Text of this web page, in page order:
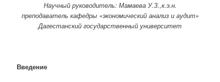
Научный руководитель: Мамаева У.З.,к.э.н.
преподаватель кафедры «экономический анализ и аудит»
Дагестанский государственный университет
Введение